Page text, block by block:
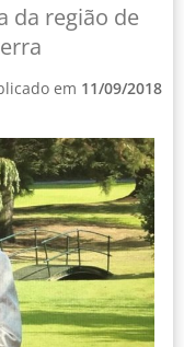
da região de
em 11/09/2018